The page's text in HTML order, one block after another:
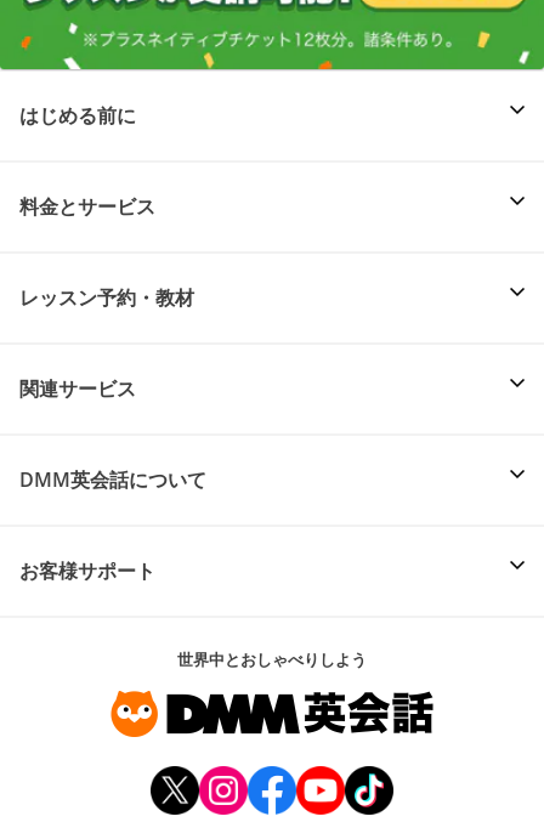
はじめる前に
料金とサービス
レッスン予約・教材
関連サービス
DMM英会話について
お客様サポート
世界中とおしゃべりしよう